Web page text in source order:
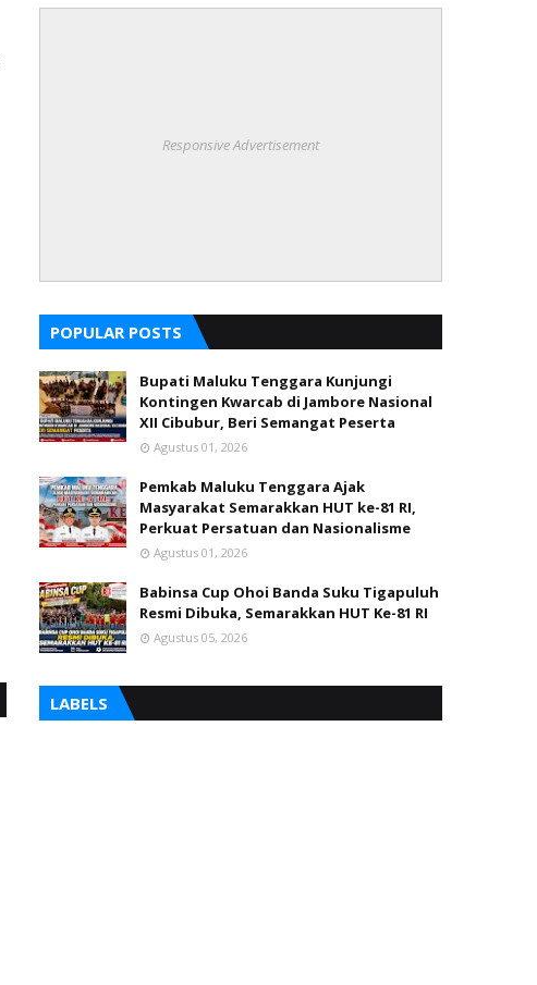
Responsive Advertisement
POPULAR POSTS
Bupati Maluku Tenggara Kunjungi
Kontingen Kwarcab di Jambore Nasional
XII Cibubur, Beri Semangat Peserta
Agustus 01, 2026
Pemkab Maluku Tenggara Ajak
Masyarakat Semarakkan HUT ke-81 RI,
Perkuat Persatuan dan Nasionalisme
Agustus 01, 2026
Babinsa Cup Ohoi Banda Suku Tigapuluh
Resmi Dibuka, Semarakkan HUT Ke-81 RI
Agustus 05, 2026
LABELS